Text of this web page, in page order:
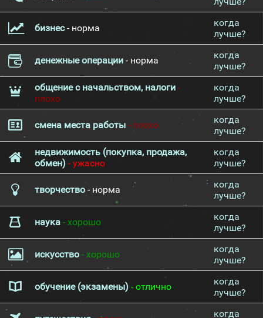
бизнес- норма
когда
лучше?
денежные операции - норма
когда
лучше?
общение с начальством, налоги -
плохо
когда
лучше?
смена места работы - плохо
когда
лучше?
недвижимость (покупка, продажа,
обмен) - ужасно
когда
лучше?
творчество - норма
когда
лучше?
наука - хорошо
когда
лучше?
искусство - хорошо
когда
лучше?
обучение (экзамены) - отлично
когда
лучше?
когда